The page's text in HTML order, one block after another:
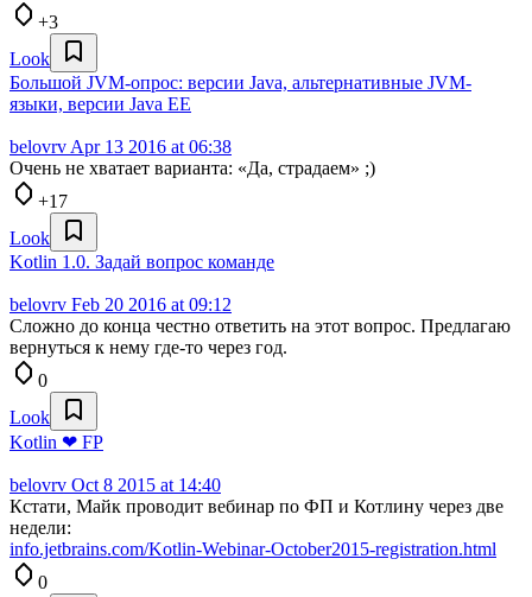
+3
Look
Большой JVM-опрос: версии Java, альтернативные JVM-
языки, версии Java EE
belovrv Apr 13 2016 at 06:38
Очень не хватает варианта: «Да, страдаем» ;)
+17
Look
Kotlin 1.0. Задай вопрос команде
belovrv Feb 20 2016 at 09:12
Сложно до конца честно ответить на этот вопрос. Предлагаю
вернуться к нему где-то через год.
0
Look
Kotlin ❤ FP
belovrv Oct 8 2015 at 14:40
Кстати, Майк проводит вебинар по ФП и Котлину через две
недели:
info.jetbrains.com/Kotlin-Webinar-October2015-registration.html
0